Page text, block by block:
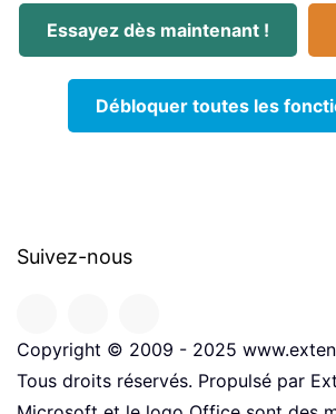
Essayez dès maintenant !
Débloquer toutes les
Suivez-nous
Copyright © 2009 - 2025
Tous droits réservés. Propulsé par